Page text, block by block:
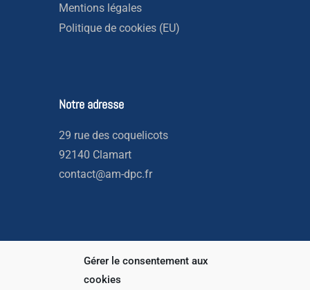
Gérer le consentement aux
cookies
Mentions légales
Politique de cookies (EU)
Notre adresse
29 rue des coquelicots
92140 Clamart
contact@am-dpc.fr